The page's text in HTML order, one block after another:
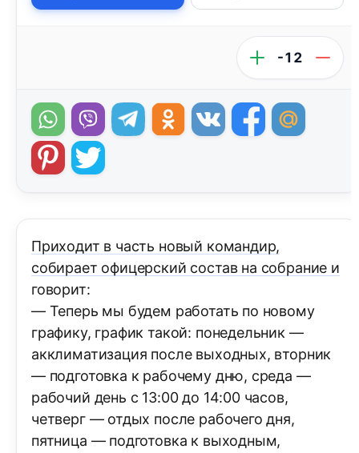
-12
Приходит в часть новый командир,
собирает офицерский состав на собрание и
говорит:
— Теперь мы будем работать по новому
графику, график такой: понедельник —
акклиматизация после выходных, вторник
— подготовка к рабочему дню, среда —
рабочий день с 13:00 до 14:00 часов,
четверг — отдых после рабочего дня,
пятница — подготовка к выходным,